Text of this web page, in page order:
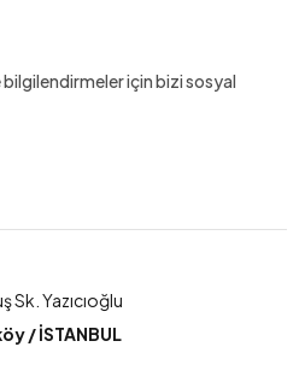
için bizi sosyal
Sk. Yazıcıoğlu
/ İSTANBUL